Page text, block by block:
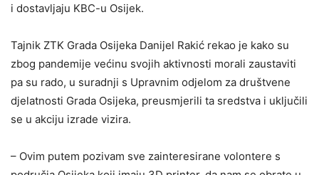
i dostavljaju KBC-u Osijek.
Tajnik ZTK Grada Osijeka Danijel Rakić rekao je kako su
zbog pandemije većinu svojih aktivnosti morali zaustaviti
pa su rado, u suradnji s Upravnim odjelom za društvene
djelatnosti Grada Osijeka, preusmjerili ta sredstva i uključili
se u akciju izrade vizira.
– Ovim putem pozivam sve zainteresirane volontere s